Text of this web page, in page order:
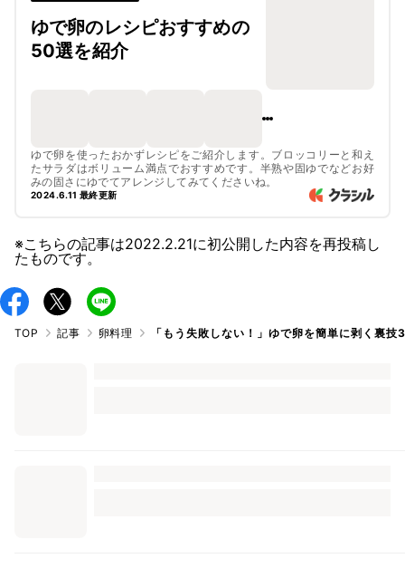
ゆで卵のレシピおすすめの
50選を紹介
ゆで卵を使ったおかずレシピをご紹介します。ブロッコリーと和え
たサラダはボリューム満点でおすすめです。半熟や固ゆでなどお好
みの固さにゆでてアレンジしてみてくださいね。
2024.6.11 最終更新
※こちらの記事は2022.2.21に初公開した内容を再投稿し
たものです。
TOP 記事 卵料理 「もう失敗しない！」ゆで卵を簡単に剥く裏